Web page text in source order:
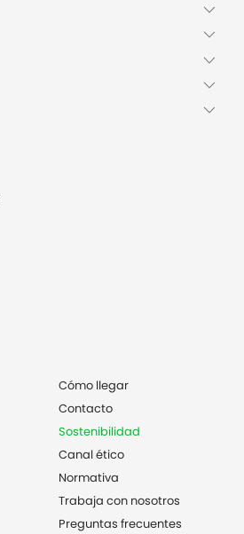
Cómo llegar
Contacto
Sostenibilidad
Canal ético
Normativa
Trabaja con nosotros
Preguntas frecuentes